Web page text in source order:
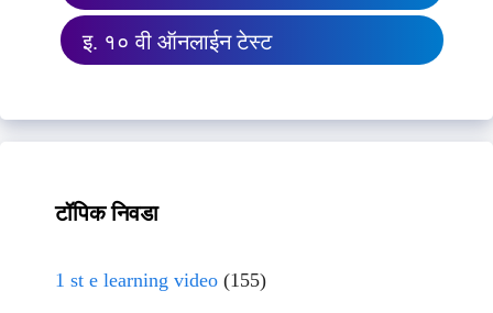
इ. १० वी ऑनलाईन टेस्ट
टॉपिक निवडा
1 st e learning video (155)